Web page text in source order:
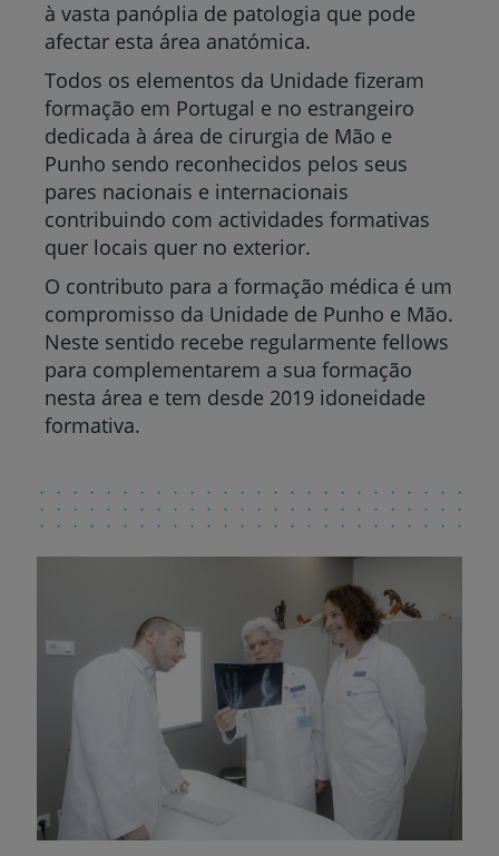
à vasta panóplia de patologia que pode
afectar esta área anatómica.
Todos os elementos da Unidade fizeram
formação em Portugal e no estrangeiro
dedicada à área de cirurgia de Mão e
Punho sendo reconhecidos pelos seus
pares nacionais e internacionais
contribuindo com actividades formativas
quer locais quer no exterior.
O contributo para a formação médica é um
compromisso da Unidade de Punho e Mão.
Neste sentido recebe regularmente fellows
para complementarem a sua formação
nesta área e tem desde 2019 idoneidade
formativa.